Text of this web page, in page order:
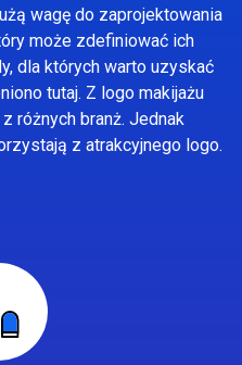
wagę do zaprojektowania
może zdefiniować ich
dla których warto uzyskać
tutaj. Z logo makijażu
różnych branż. Jednak
z atrakcyjnego logo.